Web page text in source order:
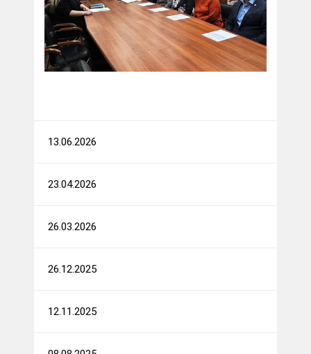
13.06.2026
23.04.2026
26.03.2026
26.12.2025
12.11.2025